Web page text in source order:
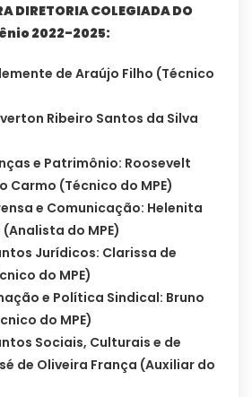
DIRETORIA COLEGIADA DO
2022-2025:
de Araújo Filho (Técnico
Ribeiro Santos da Silva
e Patrimônio: Roosevelt
Carmo (Técnico do MPE)
e Comunicação: Helenita
do MPE)
Jurídicos: Clarissa de
do MPE)
e Política Sindical: Bruno
do MPE)
Sociais, Culturais e de
de Oliveira França (Auxiliar do